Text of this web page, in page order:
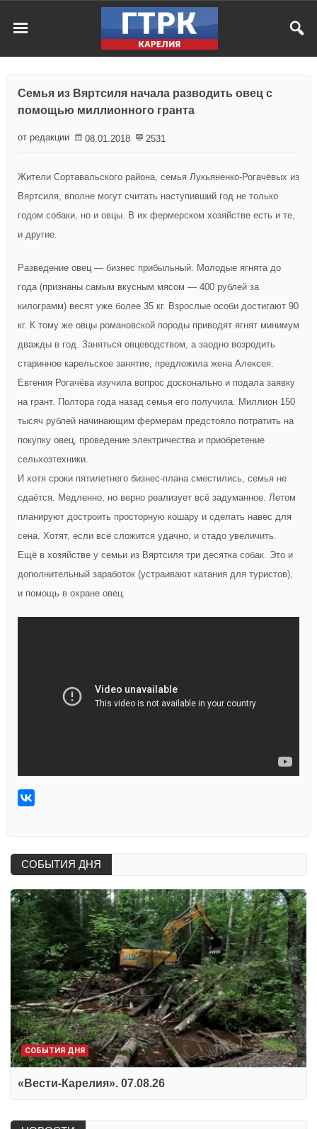
Семья из Вяртсиля начала разводить овец с
помощью миллионного гранта
от редакции 08.01.2018 2531
Жители Сортавальского района, семья Лукьяненко-Рогачёвых из
Вяртсиля, вполне могут считать наступивший год не только
годом собаки, но и овцы. В их фермерском хозяйстве есть и те,
и другие.
Разведение овец — бизнес прибыльный. Молодые ягнята до
года (признаны самым вкусным мясом — 400 рублей за
килограмм) весят уже более 35 кг. Взрослые особи достигают 90
кг. К тому же овцы романовской породы приводят ягнят минимум
дважды в год. Заняться овцеводством, а заодно возродить
старинное карельское занятие, предложила жена Алексея.
Евгения Рогачёва изучила вопрос досконально и подала заявку
на грант. Полтора года назад семья его получила. Миллион 150
тысяч рублей начинающим фермерам предстояло потратить на
покупку овец, проведение электричества и приобретение
сельхозтехники.
И хотя сроки пятилетнего бизнес-плана сместились, семья не
сдаётся. Медленно, но верно реализует всё задуманное. Летом
планируют достроить просторную кошару и сделать навес для
сена. Хотят, если всё сложится удачно, и стадо увеличить.
Ещё в хозяйстве у семьи из Вяртсиля три десятка собак. Это и
дополнительный заработок (устраивают катания для туристов),
и помощь в охране овец.
СОБЫТИЯ ДНЯ
СОБЫТИЯ ДНЯ
«Вести-Карелия». 07.08.26